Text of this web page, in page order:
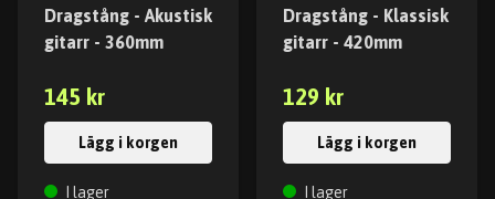
Dragstång - Akustisk
gitarr - 360mm
145 kr
Lägg i korgen
I lager
Dragstång - Klassisk
gitarr - 420mm
129 kr
Lägg i korgen
I lager